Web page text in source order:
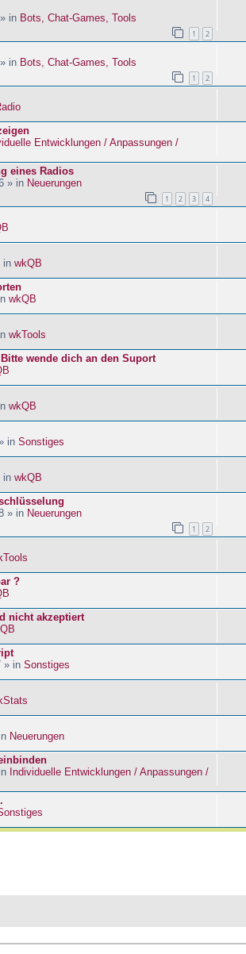
in Bots, Chat-Games, Tools
1 2
in Bots, Chat-Games, Tools
1 2
Entwicklungen / Anpassungen /
eines Radios
» in Neuerungen
1 2 3 4
in wkQB
wkQB
wkTools
wende dich an den Suport
wkQB
in Sonstiges
in wkQB
» in Neuerungen
1 2
?
nicht akzeptiert
» in Sonstiges
Neuerungen
Individuelle Entwicklungen / Anpassungen /